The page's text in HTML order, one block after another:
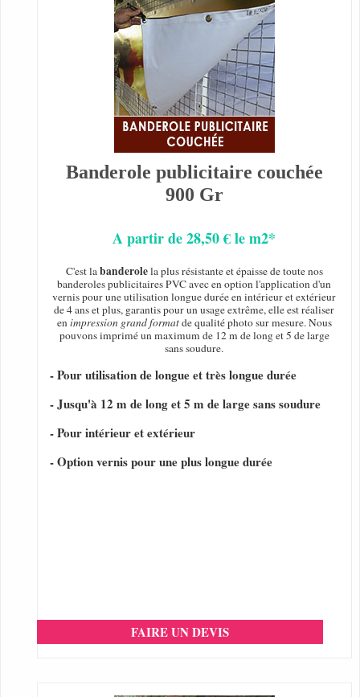
Banderole publicitaire couchée
900 Gr
A partir de 28,50 € le m2*
C'est labanderolela plus résistante et épaisse de toute nos
banderoles publicitaires PVC avec en option l'application d'un
vernis pour une utilisation longue durée en intérieur et extérieur
de 4 ans et plus, garantis pour un usage extrême, elle est réaliser
enimpression grand formatde qualité photo sur mesure. Nous
pouvons imprimé un maximum de 12 m de long et 5 de large
sans soudure.
- Pour utilisation de longue et très longue durée
- Jusqu'à 12 m de long et 5 m de large sans soudure
- Pour intérieur et extérieur
- Option vernis pour une plus longue durée
FAIRE UN DEVIS